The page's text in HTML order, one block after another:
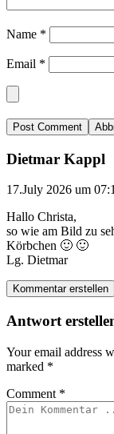
Name *
Email *
Dietmar Kappl
17.July 2026 um
Hallo Christa,
so wie am Bild zu
Körbchen 🙂 🙂
Lg. Dietmar
Kommentar erstellen
Antwort
Your email address
marked *
Comment *